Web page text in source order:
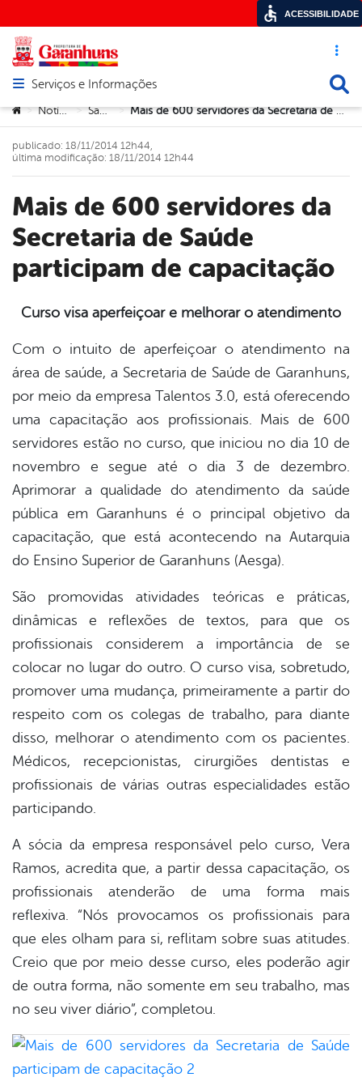
Acesso
Abrir menu principal de navegação
Serviços e Informações
Você está aqui:
> Notícias > Saúde > Mais de 600 servidores da Secretaria de Saúde participam de capacitação
Mais de 600 servidores da
Secretaria de Saúde
participam de capacitação
publicado: 18/11/2014 12h44,
última modificação: 18/11/2014 12h44
Curso visa aperfeiçoar e melhorar o atendimento
Com o intuito de aperfeiçoar o atendimento na
área de saúde, a Secretaria de Saúde de Garanhuns,
por meio da empresa Talentos 3.0, está oferecendo
uma capacitação aos profissionais. Mais de 600
servidores estão no curso, que iniciou no dia 10 de
novembro e segue até o dia 3 de dezembro.
Aprimorar a qualidade do atendimento da saúde
pública em Garanhuns é o principal objetivo da
capacitação, que está acontecendo na Autarquia
do Ensino Superior de Garanhuns (Aesga).
São promovidas atividades teóricas e práticas,
dinâmicas e reflexões de textos, para que os
profissionais considerem a importância de se
colocar no lugar do outro. O curso visa, sobretudo,
promover uma mudança, primeiramente a partir do
respeito com os colegas de trabalho, para diante
disso, melhorar o atendimento com os pacientes.
Médicos, recepcionistas, cirurgiões dentistas e
profissionais de várias outras especialidades estão
participando.
A sócia da empresa responsável pelo curso, Vera
Ramos, acredita que, a partir dessa capacitação, os
profissionais atenderão de uma forma mais
reflexiva. “Nós provocamos os profissionais para
que eles olham para si, reflitam sobre suas atitudes.
Creio que por meio desse curso, eles poderão agir
de outra forma, não somente em seu trabalho, mas
no seu viver diário”, completou.
ACESSIBILIDADE